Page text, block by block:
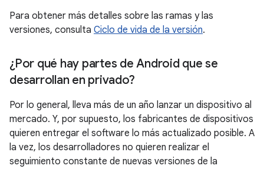
Para obtener más detalles sobre las ramas y las
versiones, consulta Ciclo de vida de la versión.
¿Por qué hay partes de Android que se
desarrollan en privado?
Por lo general, lleva más de un año lanzar un dispositivo al
mercado. Y, por supuesto, los fabricantes de dispositivos
quieren entregar el software lo más actualizado posible. A
la vez, los desarrolladores no quieren realizar el
seguimiento constante de nuevas versiones de la